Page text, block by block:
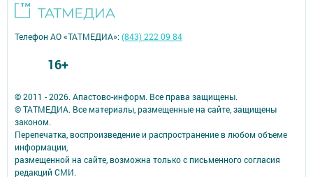
© 2011 - 2026. Апастово-информ. Все права защищены.
© ТАТМЕДИА. Все материалы, размещенные на сайте, защищены
законом.
Перепечатка, воспроизведение и распространение в любом объеме
информации,
размещенной на сайте, возможна только с письменного согласия
редакций СМИ.
Телефон АО «ТАТМЕДИА»:(843) 222 09 84
16+